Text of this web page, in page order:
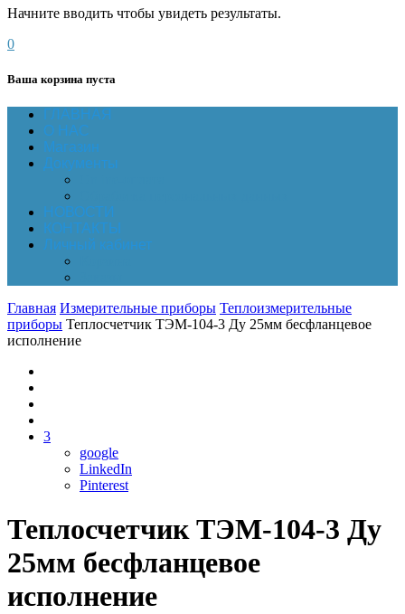
Начните вводить чтобы увидеть результаты.
0
Ваша корзина пуста
ГЛАВНАЯ
О НАС
Магазин
Документы
НОВОСТИ
КОНТАКТЫ
Личный кабинет
Главная Измерительные приборы Теплоизмерительные
приборы Теплосчетчик ТЭМ-104-3 Ду 25мм бесфланцевое
исполнение
3
google
LinkedIn
Pinterest
Теплосчетчик ТЭМ-104-3 Ду
25мм бесфланцевое
исполнение